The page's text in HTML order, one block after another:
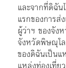
และจากที่ดิฉั
แรกของการส่
ผู้ว่าฯ ของจัง
จังหวัดพิษณุโ
ของดิฉันเป็นแ